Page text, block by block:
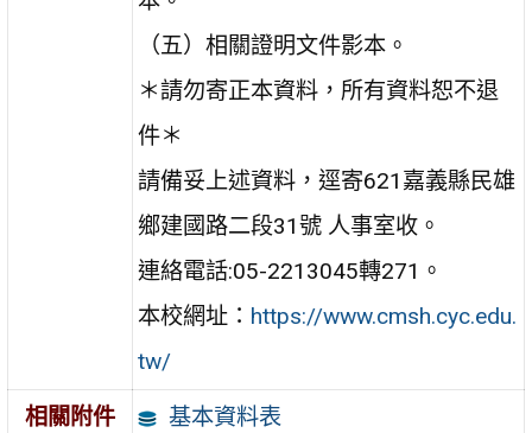
（五）相關證明文件影本。
＊請勿寄正本資料，所有資料恕不退
件＊
請備妥上述資料，逕寄621嘉義縣民雄
鄉建國路二段31號 人事室收。
連絡電話:05-2213045轉271。
本校網址： https://www.cmsh.cyc.edu.
tw/
相關附件 基本資料表